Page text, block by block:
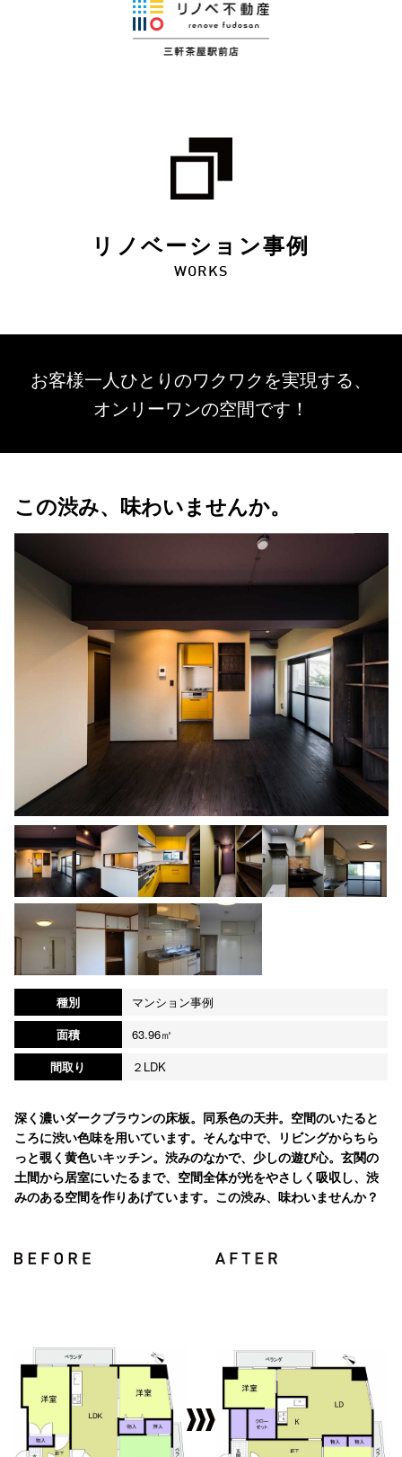
リノベーション事例
WORKS
お客様一人ひとりのワクワクを実現する、
オンリーワンの空間です！
この渋み、味わいませんか。
種別
マンション事例
面積
63.96㎡
間取り
２LDK
深く濃いダークブラウンの床板。同系色の天井。空間のいたると
ころに渋い色味を用いています。そんな中で、リビングからちら
っと覗く黄色いキッチン。渋みのなかで、少しの遊び心。玄関の
土間から居室にいたるまで、空間全体が光をやさしく吸収し、渋
みのある空間を作りあげています。この渋み、味わいませんか？